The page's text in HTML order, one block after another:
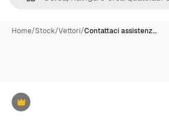
Home/Stock/Vettori/Contattaci assistenz…
Premium